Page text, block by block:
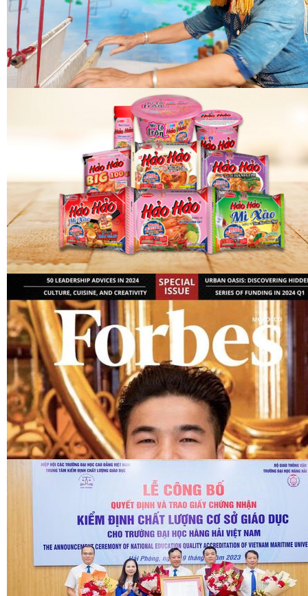
Thị trường
spider (4)
thanhtra.com.vn (2)
Chiến lược
laodong.vn
Thương hiệu (4)
Câu chuyện kinh doanh
Kiến thức
Tin Spider (2)
congthuong.vn (2)
Marketing (1)
Giải trí
Y tế
Thương mại
Thương hiệu uy tín (1)
Video
congthuong.vn (2)